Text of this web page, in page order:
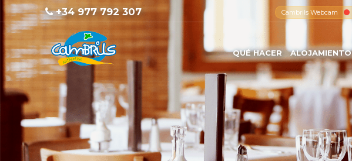
+34 977 792 307 Cambrils Webcam
QUÉ HACER ALOJAMIENTO